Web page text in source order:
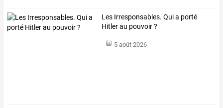
Les Irresponsables. Qui a porté
Hitler au pouvoir ?
5 août 2026